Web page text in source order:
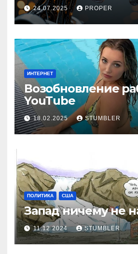
24.07.2025 PROPER
ИНТЕРНЕТ
Возобновление
YouТube
18.02.2025 STUMBLER
ПОЛИТИКА США
Запад ничему не
11.12.2024 STUMBLER